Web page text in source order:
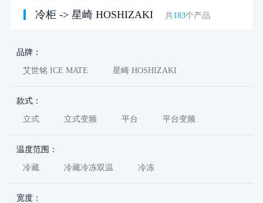
冷柜-> 星崎 HOSHIZAKI 共183个产品
品牌：
艾世铭 ICE MATE 星崎 HOSHIZAKI
款式：
立式 立式变频 平台 平台变频
温度范围：
冷藏 冷藏冷冻双温 冷冻
宽度：